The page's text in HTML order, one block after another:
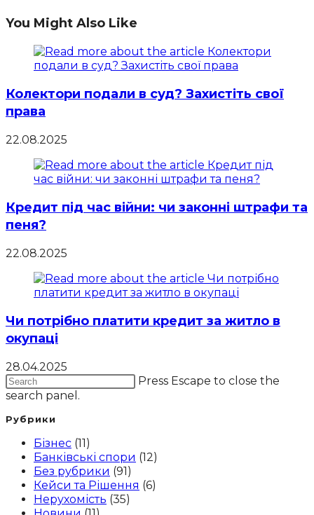
You Might Also Like
Колектори подали в суд? Захистіть свої
права
22.08.2025
Кредит під час війни: чи законні штрафи та
пеня?
22.08.2025
Чи потрібно платити кредит за житло в
окупаці
28.04.2025
Press Escape to close the
search panel.
Рубрики
Бізнес (11)
Банківські спори (12)
Без рубрики (91)
Кейси та Рішення (6)
Нерухомість (35)